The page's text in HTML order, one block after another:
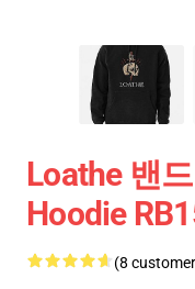
Loathe 밴
Hoodie
(8